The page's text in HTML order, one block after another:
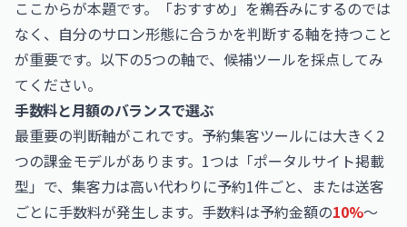
ここからが本題です。「おすすめ」を鵜呑みにするのでは
なく、自分のサロン形態に合うかを判断する軸を持つこと
が重要です。以下の5つの軸で、候補ツールを採点してみ
てください。
手数料と月額のバランスで選ぶ
最重要の判断軸がこれです。予約集客ツールには大きく2
つの課金モデルがあります。1つは「ポータルサイト掲載
型」で、集客力は高い代わりに予約1件ごと、または送客
ごとに手数料が発生します。手数料は予約金額の10%〜